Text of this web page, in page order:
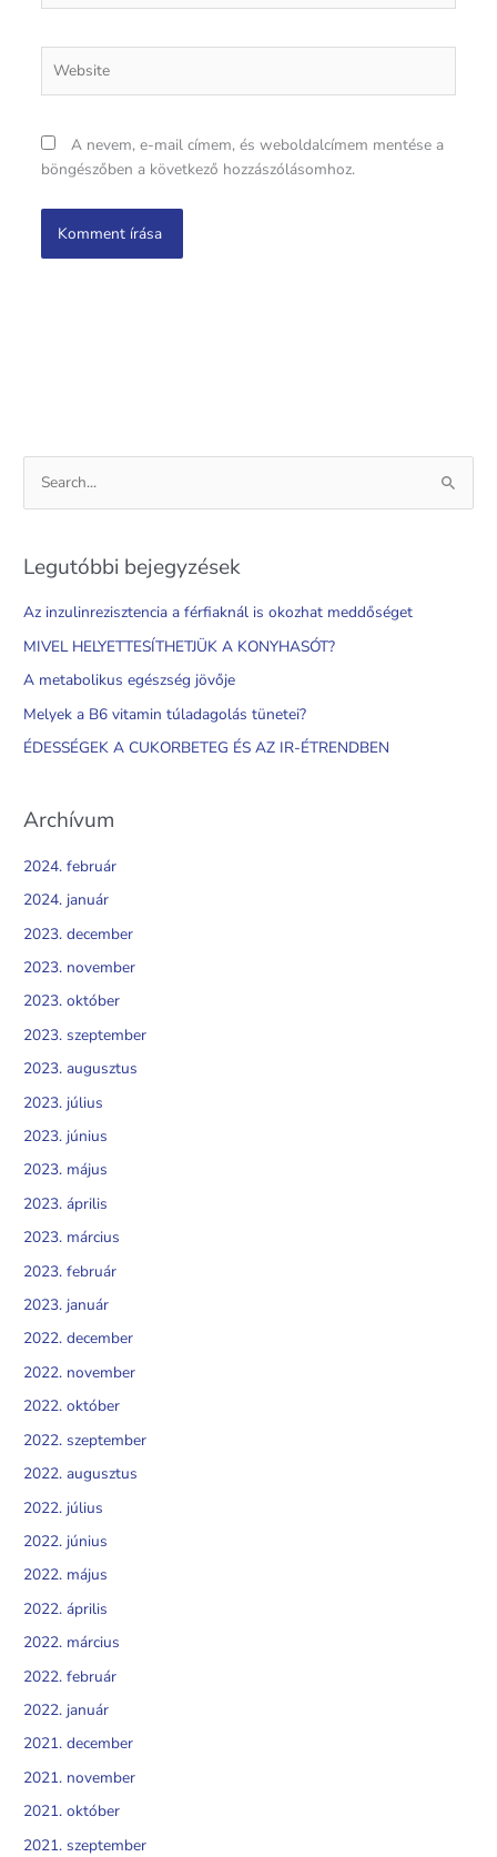
A nevem, e-mail címem, és weboldalcímem mentése a
böngészőben a következő hozzászólásomhoz.
e
r
c
r
:
Legutóbbi bejegyzések
Az inzulinrezisztencia a férfiaknál is okozhat meddőséget
MIVEL HELYETTESÍTHETJÜK A KONYHASÓT?
A metabolikus egészség jövője
Melyek a B6 vitamin túladagolás tünetei?
ÉDESSÉGEK A CUKORBETEG ÉS AZ IR-ÉTRENDBEN
Archívum
2024. február
2024. január
2023. december
2023. november
2023. október
2023. szeptember
2023. augusztus
2023. július
2023. június
2023. május
2023. április
2023. március
2023. február
2023. január
2022. december
2022. november
2022. október
2022. szeptember
2022. augusztus
2022. július
2022. június
2022. május
2022. április
2022. március
2022. február
2022. január
2021. december
2021. november
2021. október
2021. szeptember